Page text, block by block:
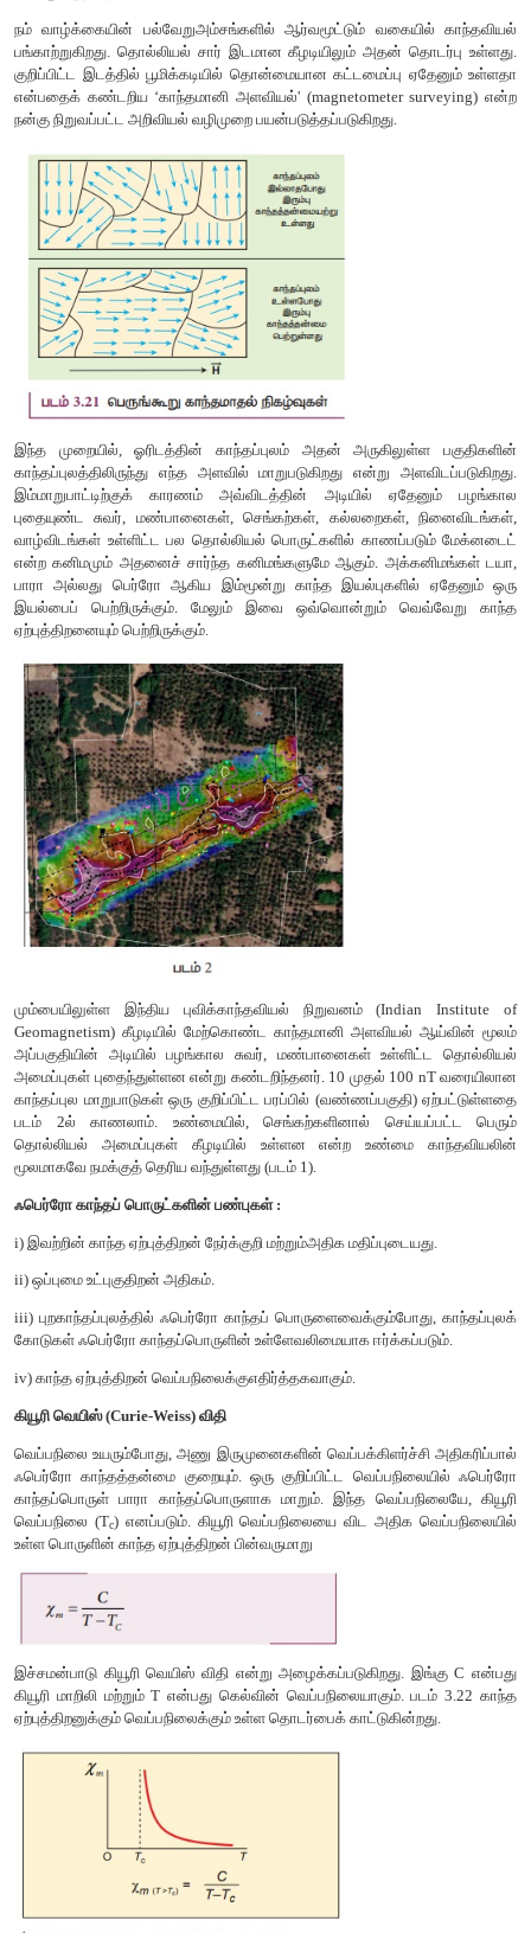
மற்றொன்று வேறுபட்டு தற்போக்காக அமைந்துள்ளன. எனவே
காந்தமாக்கல் சுழியாகும்.
புறகாந்தப்புலத்தில் வைக்கும்போது பின்வரும் இரண்டு நிகழ்வுகள்
(1) புறகாந்தப்புலத்தின் திசைக்கு
பெற்றுள்ள பெருங்கூறுகள் அளவில் பெரிதாகும்.
(2) புறகாந்தப்புலத்திற்கு இணையாக இல்லாதமற்ற
புறகாந்தப்புலத்தில் திசையில் ஒருங்கமைகின்றன.
இவ்விரண்டு நிகழ்வுகளின் விளைவாக புறகாந்தப்புலத்தின்
பொருளில் ஒருவலிமையான நிகர காந்தமாக்கல் ஏற்படுகிறது.
காட்டப்பட்டுள்ளது.
சீரற்ற காந்தப்புலத்தில் ஃபெர்ரோ
முயற்சிக்கும், புறகாந்தப்புலம் செலுத்தப்படும்
காந்தப்பண்பைக் காட்டும் இப்பொருட்களுக்கு
பெயர். எடுத்துக்காட்டுகள் : இரும்பு, நிக்கல் மற்றும் கோபால்ட்
உங்களுக்குத் தெரியுமா?
நம் வாழ்க்கையின் பல்வேறுஅம்சங்களில் ஆர்வமூட்டும்
குறிப்பிட்ட இடத்தில் பூமிக்கடியில் தொன்மையான கட்டமைப்பு
என்பதைக் கண்டறிய ‘காந்தமானி அளவியல்' (magnetometer
நன்கு நிறுவப்பட்ட அறிவியல் வழிமுறை பயன்படுத்தப்படுகிறது.